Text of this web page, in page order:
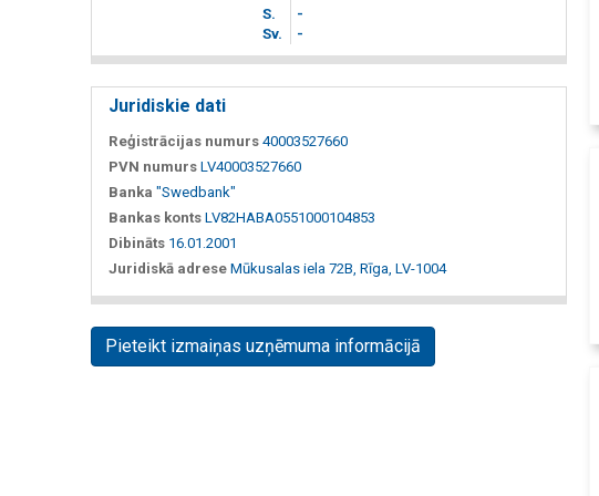
S.
-
Sv.
-
Juridiskie dati
Reģistrācijas numurs 40003527660
PVN numurs LV40003527660
Banka "Swedbank"
Bankas konts LV82HABA0551000104853
Dibināts 16.01.2001
Juridiskā adrese Mūkusalas iela 72B, Rīga, LV-1004
Pieteikt izmaiņas uzņēmuma informācijā